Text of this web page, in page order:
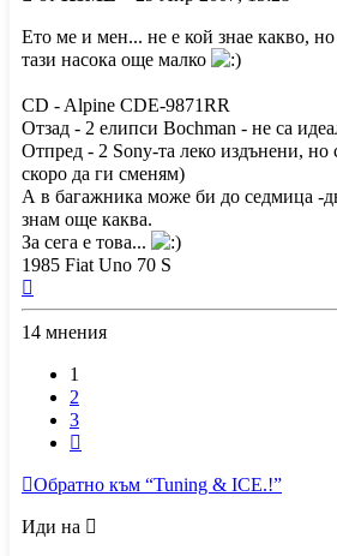
Ето ме и мен... не е кой знае какво,
тази насока още малко
CD - Alpine CDE-9871RR
Отзад - 2 елипси Bochman - не са
Отпред - 2 Sony-та леко издънени, но
скоро да ги сменям)
А в багажника може би до седмица -
знам още каква.
За сега е това...
1985 Fiat Uno 70 S
се
в
14 мнения
1
2
3
Обратно към “Tuning & ICE.!”
Иди на